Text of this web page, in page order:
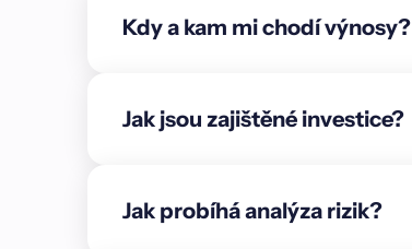
Kdy a kam mi chodí výnosy?
Jak jsou zajištěné investice?
Jak probíhá analýza rizik?